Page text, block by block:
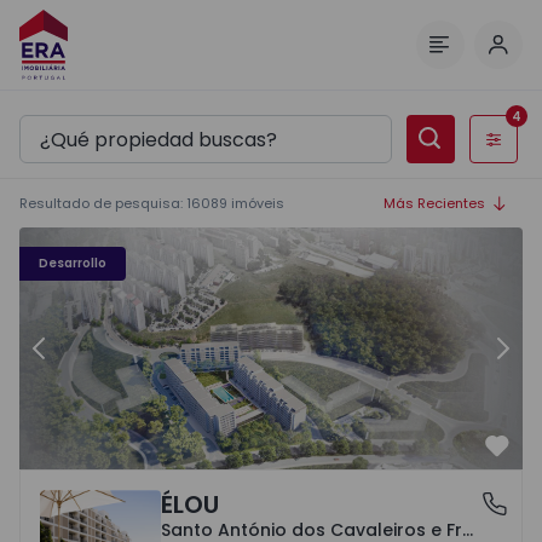
Filtros
4
Resultado de pesquisa: 16089 imóveis Más Recientes
Desarrollo
Élou - 10
Anterior
Santo António dos Cavaleiros e Frielas, Lisboa
ÉLOU
Santo António dos Cavaleiros e Frielas, Lisboa